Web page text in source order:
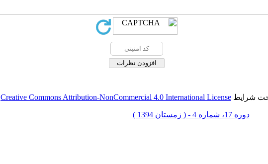
شرایط Creative Commons Attribution-NonCommercial 4.0 International License
دوره 17، شماره 4 - ( زمستان 1394 )